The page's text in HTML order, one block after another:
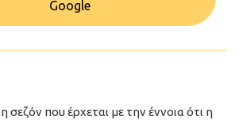
Google
σεζόν που έρχεται με την έννοια ότι η